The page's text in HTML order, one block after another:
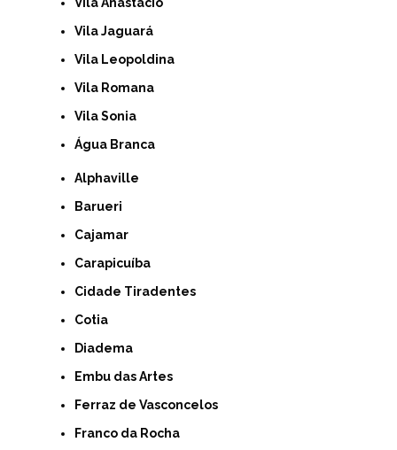
Vila Jaguará
Vila Leopoldina
Vila Romana
Vila Sonia
Água Branca
Alphaville
Barueri
Cajamar
Carapicuíba
Cidade Tiradentes
Cotia
Diadema
Embu das Artes
Ferraz de Vasconcelos
Franco da Rocha